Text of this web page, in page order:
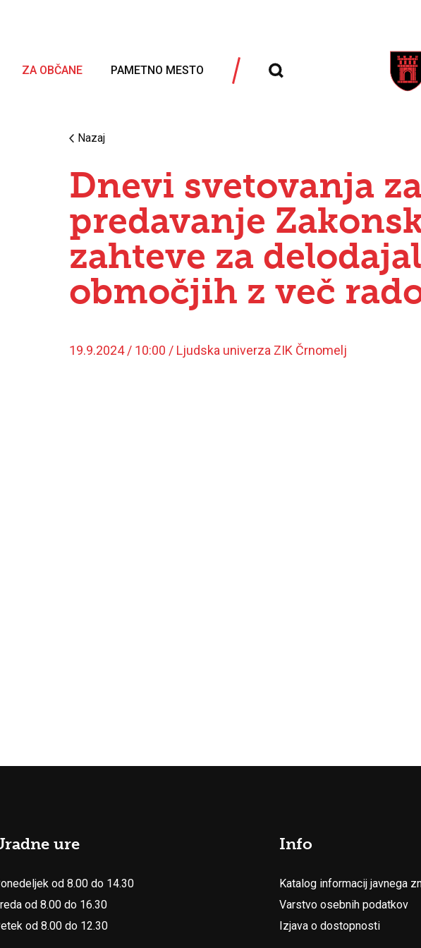
ZA OBČANE PAMETNO MESTO
Nazaj
Dnevi svetovanja
predavanje
zahteve za
območjih z več
19.9.2024 / 10:00 / Ljudska univerza ZIK Črnomelj
ure
od 8.00 do 14.30
od 8.00 do 16.30
od 8.00 do 12.30
Info
Katalog informacij javnega
Varstvo osebnih podatkov
Izjava o dostopnosti